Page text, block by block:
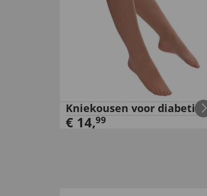
Kniekousen voor diabetici
€ 14,99